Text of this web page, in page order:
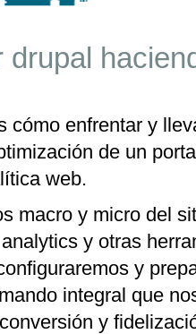
drupal
cómo enfrentar y
de un
web.
macro y micro del
y otras
y
integral que
y